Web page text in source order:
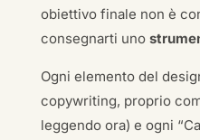
obiettivo finale non è
consegnarti uno
Ogni elemento del
copywriting, proprio
leggendo ora) e ogni